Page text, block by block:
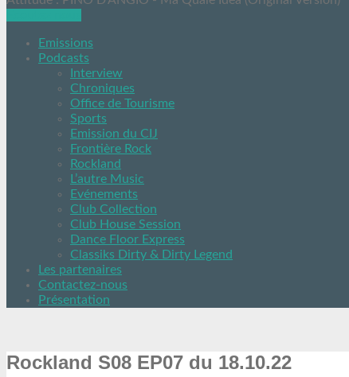
Emissions
Podcasts
Interview
Chroniques
Office de Tourisme
Sports
Emission du CIJ
Frontière Rock
Rockland
L’autre Music
Evénements
Club Collection
Club House Session
Dance Floor Express
Classiks Dirty & Dirty Legend
Les partenaires
Contactez-nous
Présentation
Rockland S08 EP07 du 18.10.22